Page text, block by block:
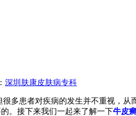
深圳肤康皮肤病专科
患者对疾病的发生并不重视，从
。接下来我们一起来了解一下牛皮